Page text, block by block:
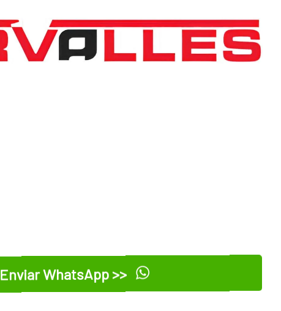
Enviar WhatsApp >>